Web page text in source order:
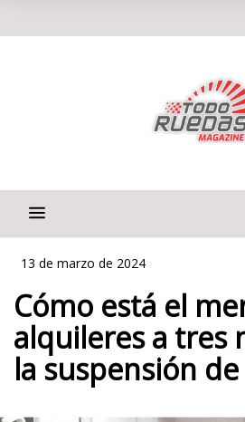
13 de marzo de 2024
Cómo está el
alquileres a tres
la suspensión de